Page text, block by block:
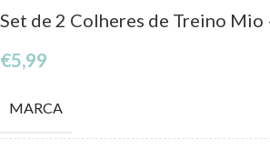
Set de 2 Colheres de Treino Mio
€5,99
MARCA